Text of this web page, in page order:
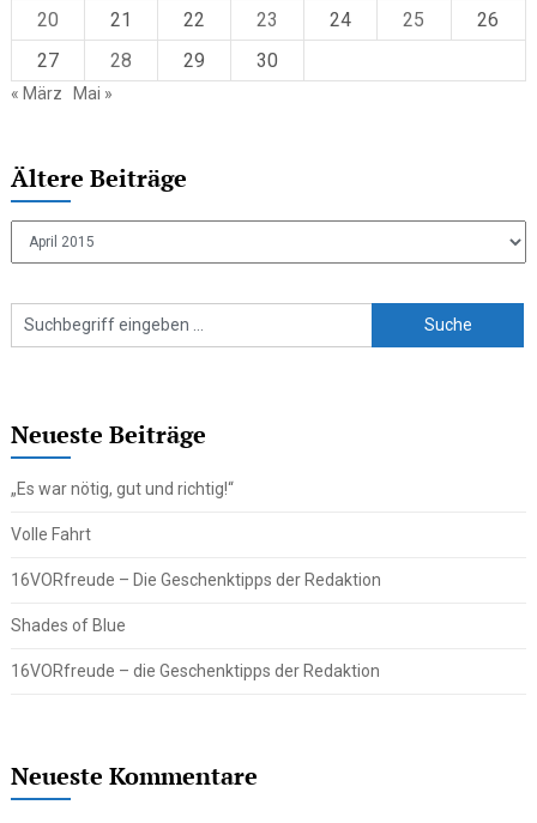
20
21 22 23 24 25
26
27
28 29 30
« März Mai »
Ältere Beiträge
Ältere
Beiträge
Neueste Beiträge
„Es war nötig, gut und richtig!“
Volle Fahrt
16VORfreude – Die Geschenktipps der Redaktion
Shades of Blue
16VORfreude – die Geschenktipps der Redaktion
Neueste Kommentare